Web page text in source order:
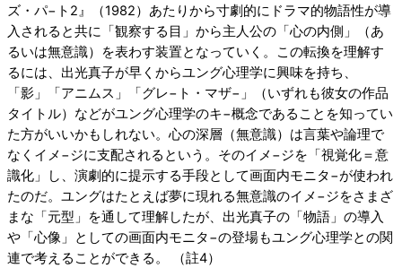
ズ・パ−ト2』（1982）あたりから寸劇的にドラマ的物語性が導
入されると共に「観察する目」から主人公の「心の内側」（あ
るいは無意識）を表わす装置となっていく。この転換を理解す
るには、出光真子が早くからユング心理学に興味を持ち、
「影」「アニムス」「グレ−ト・マザ−」（いずれも彼女の作品
タイトル）などがユング心理学のキ−概念であることを知ってい
た方がいいかもしれない。心の深層（無意識）は言葉や論理で
なくイメ−ジに支配されるという。そのイメ−ジを「視覚化＝意
識化」し、演劇的に提示する手段として画面内モニタ−が使われ
たのだ。ユングはたとえば夢に現れる無意識のイメ−ジをさまざ
まな「元型」を通して理解したが、出光真子の「物語」の導入
や「心像」としての画面内モニタ−の登場もユング心理学との関
連で考えることができる。 （註4）